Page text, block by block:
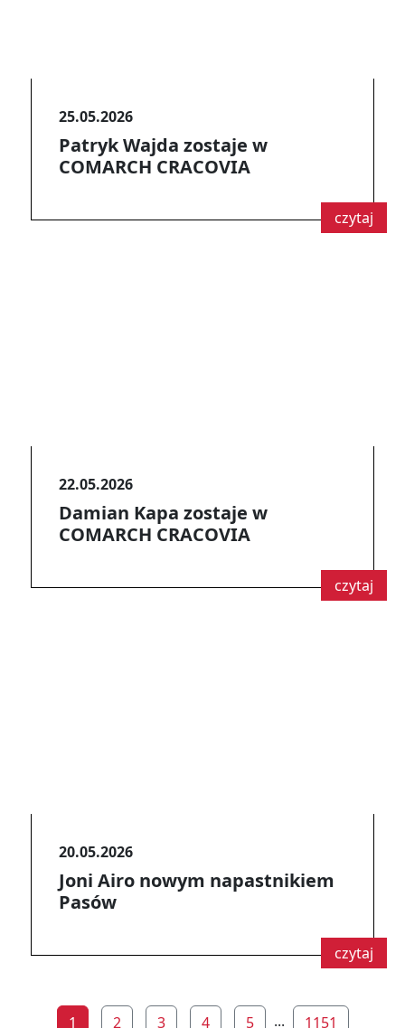
25.05.2026
Patryk Wajda zostaje w
COMARCH CRACOVIA
czytaj
22.05.2026
Damian Kapa zostaje w
COMARCH CRACOVIA
czytaj
20.05.2026
Joni Airo nowym napastnikiem
Pasów
czytaj
1 2 3 4 5 ... 1151